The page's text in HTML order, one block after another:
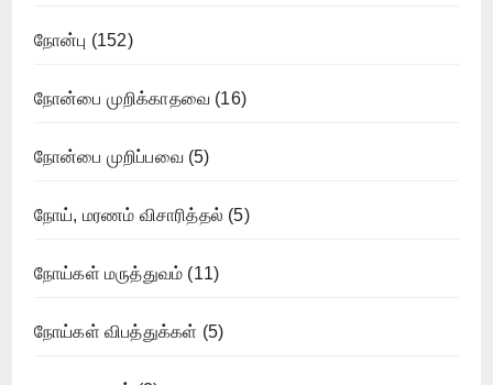
நோன்பு (152)
நோன்பை முறிக்காதவை (16)
நோன்பை முறிப்பவை(5)
நோய், மரணம் விசாரித்தல் (5)
நோய்கள் மருத்துவம் (11)
நோய்கள் விபத்துக்கள் (5)